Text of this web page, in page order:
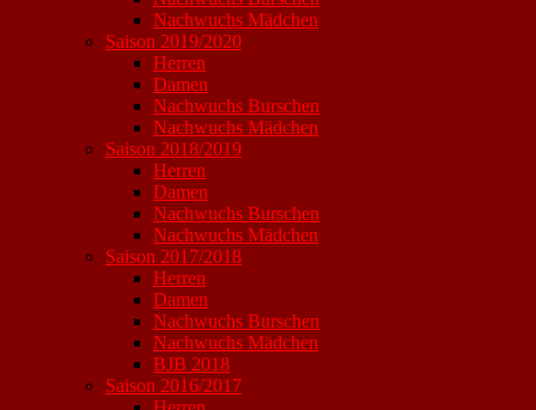
Nachwuchs Mädchen
Saison 2019/2020
Herren
Damen
Nachwuchs Burschen
Nachwuchs Mädchen
Saison 2018/2019
Herren
Damen
Nachwuchs Burschen
Nachwuchs Mädchen
Saison 2017/2018
Herren
Damen
Nachwuchs Burschen
Nachwuchs Mädchen
BJB 2018
Saison 2016/2017